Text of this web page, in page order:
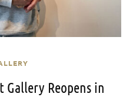
Gallery Reopens in